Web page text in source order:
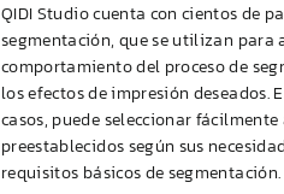
QIDIStudio cuenta con cientos de
segmentación, que se utilizan para
comportamiento del proceso de
los efectos de impresión deseados.
casos, puede seleccionar fácilmente
preestablecidos según sus
requisitos básicos de segmentación.